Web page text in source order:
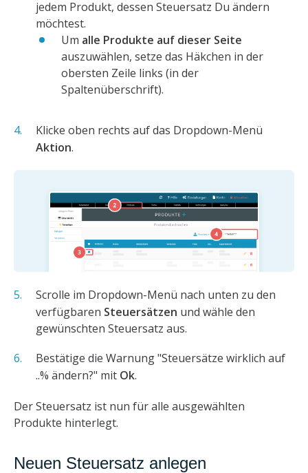
jedem Produkt, dessen Steuersatz Du ändern
möchtest.
Um alle Produkte auf dieser Seite
auszuwählen, setze das Häkchen in der
obersten Zeile links (in der
Spaltenüberschrift).
Klicke oben rechts auf das Dropdown-Menü
Aktion.
Scrolle im Dropdown-Menü nach unten zu den
verfügbaren Steuersätzen und wähle den
gewünschten Steuersatz aus.
Bestätige die Warnung "Steuersätze wirklich auf
..% ändern?" mit Ok.
Der Steuersatz ist nun für alle ausgewählten
Produkte hinterlegt.
Neuen Steuersatz anlegen